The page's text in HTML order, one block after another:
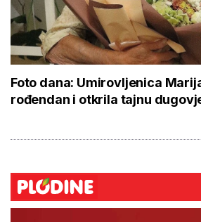
Foto dana: Umirovljenica
rođendan i otkrila tajnu